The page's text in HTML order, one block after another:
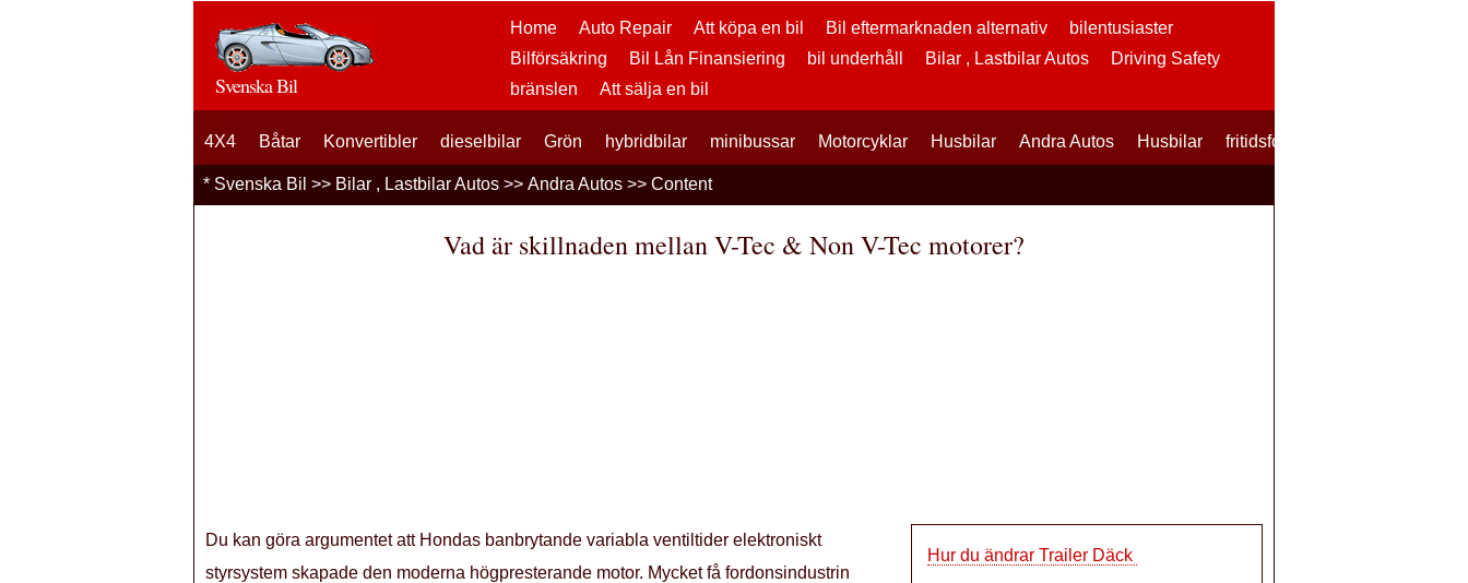
Home Auto Repair Att köpa en bil Bil eftermarknaden alternativ
bilentusiaster
Bilförsäkring
Bil Lån Finansiering bil underhåll Bilar , Lastbilar Autos
Driving Safety
bränslen
Att sälja en bil
Svenska Bil
4X4 Båtar Konvertibler dieselbilar Grön hybridbilar minibussar Motorcyklar Husbilar Andra Autos Husbilar fritidsfordon
* Svenska Bil >> Bilar , Lastbilar Autos >> Andra Autos >> Content
Vad är skillnaden mellan V-Tec & Non V-Tec motorer?
Hur du ändrar Trailer Däck
Du kan göra argumentet att Hondas banbrytande variabla ventiltider elektroniskt
styrsystem skapade den moderna högpresterande motor. Mycket få fordonsindustrin